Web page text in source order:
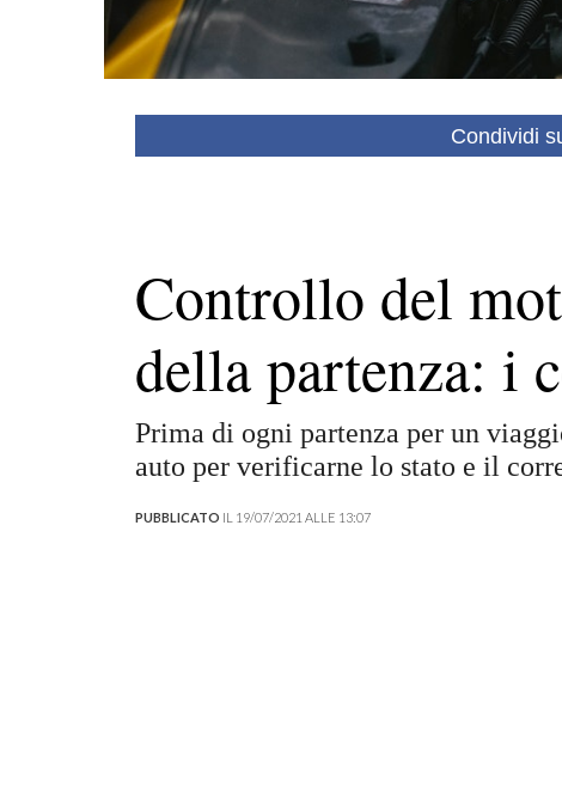
Condividi
Controllo del
della partenza: i
Prima di ogni partenza per un
auto per verificarne lo stato e il
PUBBLICATO IL 19/07/2021 ALLE 13:07